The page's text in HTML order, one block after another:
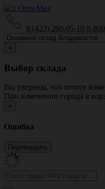
8 (423) 260-05-10 8-
×
Выбор склада
Вы уверены, что хотите
При изменении города в
×
Ошибка